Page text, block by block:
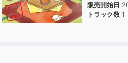
販売開始日
トラック数 1